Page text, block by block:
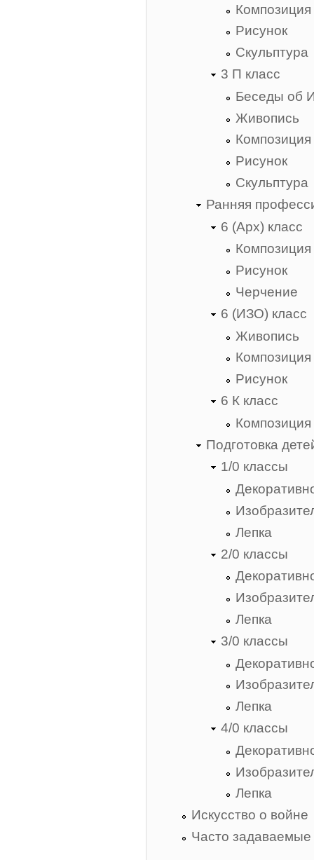
Композиция
Рисунок
Скульптура
3 П класс
Беседы об
Живопись
Композиция
Рисунок
Скульптура
Ранняя
6 (Арх) класс
Композиция
Рисунок
Черчение
6 (ИЗО) класс
Живопись
Композиция
Рисунок
6 К класс
Композиция
Подготовка
1/0 классы
Лепка
2/0 классы
Лепка
3/0 классы
Лепка
4/0 классы
Лепка
Искусство о войне
Часто